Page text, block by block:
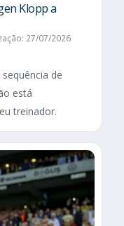
Klopp a
27/07/2026
de
está
treinador.